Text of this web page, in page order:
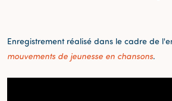
Enregistrement réalisé dans le cadre de
mouvements de jeunesse en chansons.